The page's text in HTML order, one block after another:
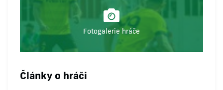
Fotogalerie hráče
Články o hráči